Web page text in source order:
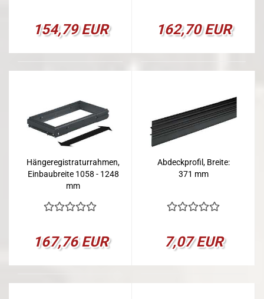
154,79 EUR 162,70 EUR
Hängeregistraturrahmen,
Einbaubreite 1058 - 1248
mm
167,76 EUR
Abdeckprofil, Breite:
371 mm
7,07 EUR